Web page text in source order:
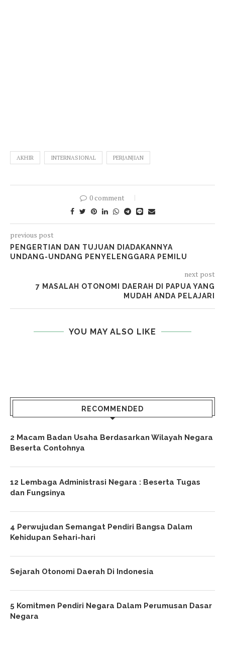
AKHIR INTERNASIONAL PERJANJIAN
0 comment
previous post
PENGERTIAN DAN TUJUAN DIADAKANNYA
UNDANG-UNDANG PENYELENGGARA PEMILU
next post
7 MASALAH OTONOMI DAERAH DI PAPUA YANG
MUDAH ANDA PELAJARI
YOU MAY ALSO LIKE
RECOMMENDED
2 Macam Badan Usaha Berdasarkan Wilayah Negara
Beserta Contohnya
12 Lembaga Administrasi Negara : Beserta Tugas
dan Fungsinya
4 Perwujudan Semangat Pendiri Bangsa Dalam
Kehidupan Sehari-hari
Sejarah Otonomi Daerah Di Indonesia
5 Komitmen Pendiri Negara Dalam Perumusan Dasar
Negara